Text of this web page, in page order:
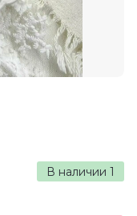
В наличии 1